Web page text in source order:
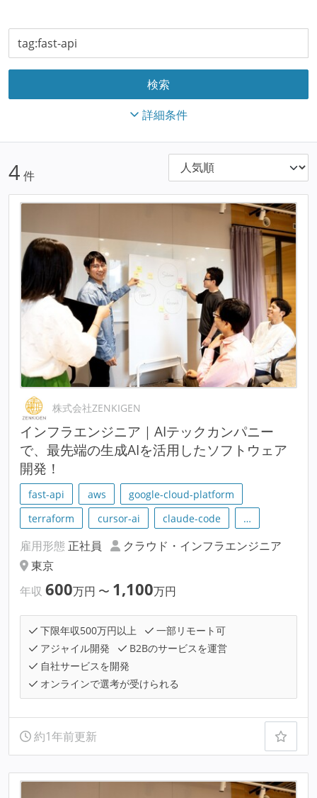
詳細条件
4 件
株式会社ZENKIGEN
インフラエンジニア｜AIテックカンパニー
で、最先端の生成AIを活用したソフトウェア
開発！
fast-api aws
google-cloud-platform
terraform
cursor-ai claude-code …
雇用形態 正社員
クラウド・インフラエンジニア
東京
年収 600万円 〜 1,100万円
下限年収500万円以上
一部リモート可
アジャイル開発
B2Bのサービスを運営
自社サービスを開発
オンラインで選考が受けられる
約1年前更新